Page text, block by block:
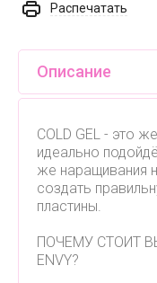
Распечатать
Описание
COLD GEL - это
идеально
же наращивания
создать
пластины.
ПОЧЕМУ СТОИТ
ENVY?